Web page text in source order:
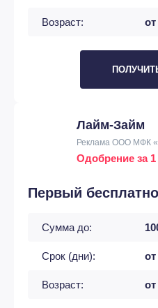
Возраст:
Лайм-Займ
Реклама ООО МФК
Одобрение за
Первый бесплатно
Сумма до:
Срок (дни):
Возраст: